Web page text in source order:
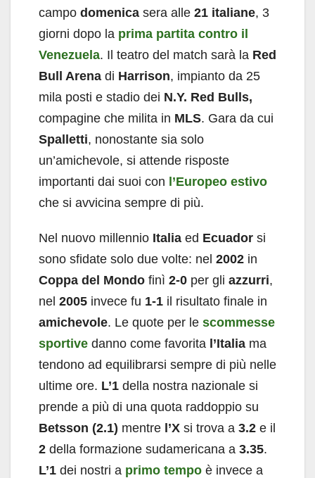
campo domenica sera alle 21 italiane, 3
giorni dopo la prima partita contro il
Venezuela. Il teatro del match sarà la Red
Bull Arena di Harrison, impianto da 25
mila posti e stadio dei N.Y. Red Bulls,
compagine che milita in MLS. Gara da cui
Spalletti, nonostante sia solo
un’amichevole, si attende risposte
importanti dai suoi con l’Europeo estivo
che si avvicina sempre di più.
Nel nuovo millennio Italia ed Ecuador si
sono sfidate solo due volte: nel 2002 in
Coppa del Mondo finì 2-0 per gli azzurri,
nel 2005 invece fu 1-1 il risultato finale in
amichevole. Le quote per le scommesse
sportive danno come favorita l’Italia ma
tendono ad equilibrarsi sempre di più nelle
ultime ore. L’1 della nostra nazionale si
prende a più di una quota raddoppio su
Betsson (2.1) mentre l’X si trova a 3.2 e il
2 della formazione sudamericana a 3.35.
L’1 dei nostri a primo tempo è invece a